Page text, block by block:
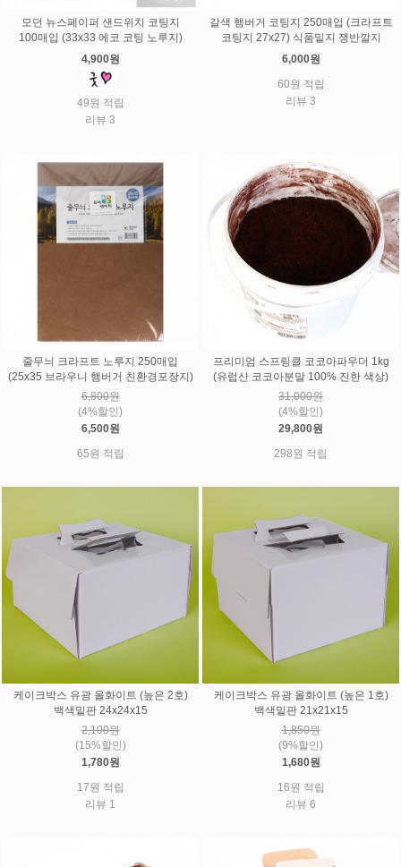
모던 뉴스페이퍼 샌드위치 코팅지
100매입 (33x33 에코 코팅 노루지)
4,900원
49원 적립
리뷰 3
갈색 햄버거 코팅지 250매입 (크라프트
코팅지 27x27) 식품밑지 쟁반깔지
6,000원
60원 적립
리뷰 3
줄무늬 크라프트 노루지 250매입
(25x35 브라우니 햄버거 친환경포장지)
6,800원
(4%할인)
6,500원
65원 적립
프리미엄 스프링클 코코아파우더 1kg
(유럽산 코코아분말 100% 진한 색상)
31,000원
(4%할인)
29,800원
298원 적립
케이크박스 유광 올화이트 (높은 2호)
백색밑판 24x24x15
2,100원
(15%할인)
1,780원
17원 적립
리뷰 1
케이크박스 유광 올화이트 (높은 1호)
백색밑판 21x21x15
1,850원
(9%할인)
1,680원
16원 적립
리뷰 6